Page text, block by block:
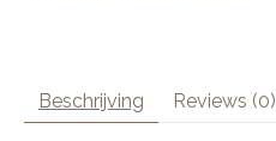
Beschrijving Reviews (0)